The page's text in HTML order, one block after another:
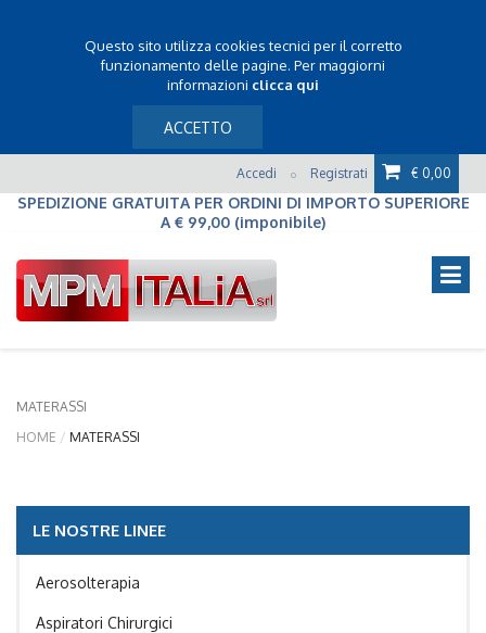
Questo sito utilizza cookies tecnici per il corretto
funzionamento delle pagine. Per maggiorni
informazioni clicca qui
ACCETTO
Accedi o Registrati € 0,00
SPEDIZIONE GRATUITA PER ORDINI DI IMPORTO SUPERIORE
A € 99,00 (imponibile)
MATERASSI
HOME
MATERASSI
LE NOSTRE LINEE
Aerosolterapia
Aspiratori Chirurgici